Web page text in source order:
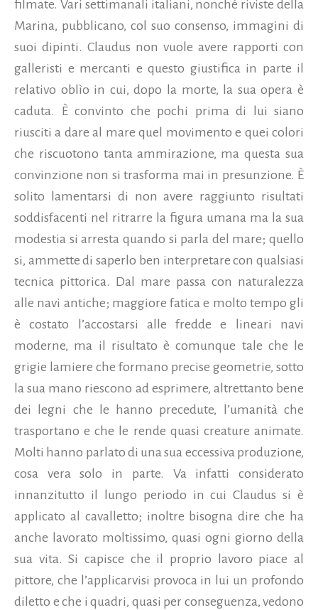
filmate. Vari settimanali italiani, nonché riviste della
Marina, pubblicano, col suo consenso, immagini di
suoi dipinti. Claudus non vuole avere rapporti con
galleristi e mercanti e questo giustifica in parte il
relativo oblìo in cui, dopo la morte, la sua opera è
caduta. È convinto che pochi prima di lui siano
riusciti a dare al mare quel movimento e quei colori
che riscuotono tanta ammirazione, ma questa sua
convinzione non si trasforma mai in presunzione. È
solito lamentarsi di non avere raggiunto risultati
soddisfacenti nel ritrarre la figura umana ma la sua
modestia si arresta quando si parla del mare; quello
si, ammette di saperlo ben interpretare con qualsiasi
tecnica pittorica. Dal mare passa con naturalezza
alle navi antiche; maggiore fatica e molto tempo gli
è costato l’accostarsi alle fredde e lineari navi
moderne, ma il risultato è comunque tale che le
grigie lamiere che formano precise geometrie, sotto
la sua mano riescono ad esprimere, altrettanto bene
dei legni che le hanno precedute, l’umanità che
trasportano e che le rende quasi creature animate.
Molti hanno parlato di una sua eccessiva produzione,
cosa vera solo in parte. Va infatti considerato
innanzitutto il lungo periodo in cui Claudus si è
applicato al cavalletto; inoltre bisogna dire che ha
anche lavorato moltissimo, quasi ogni giorno della
sua vita. Si capisce che il proprio lavoro piace al
pittore, che l’applicarvisi provoca in lui un profondo
diletto e che i quadri, quasi per conseguenza, vedono